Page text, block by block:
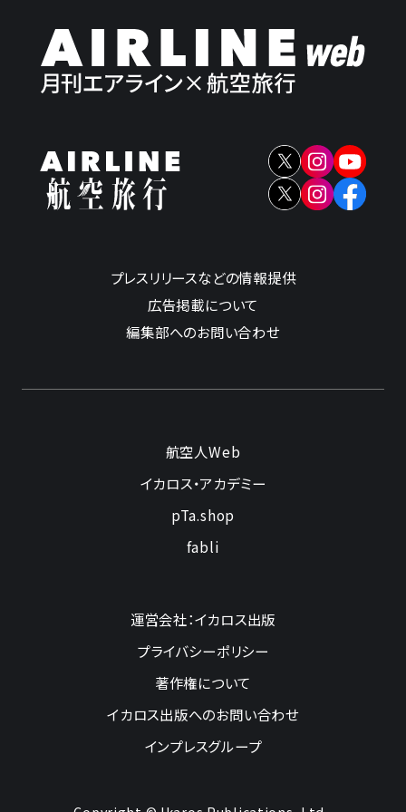
プレスリリースなどの情報提供
広告掲載について
編集部へのお問い合わせ
航空人Web
イカロス・アカデミー
pTa.shop
fabli
運営会社：イカロス出版
プライバシーポリシー
著作権について
イカロス出版へのお問い合わせ
インプレスグループ